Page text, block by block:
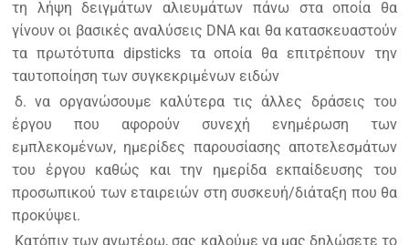
τη λήψη δειγμάτων αλιευμάτων πάνω στα οποία θα
γίνουν οι βασικές αναλύσεις DNA και θα κατασκευαστούν
τα πρωτότυπα dipsticks τα οποία θα επιτρέπουν την
ταυτοποίηση των συγκεκριμένων ειδών
δ. να οργανώσουμε καλύτερα τις άλλες δράσεις του
έργου που αφορούν συνεχή ενημέρωση των
εμπλεκομένων, ημερίδες παρουσίασης αποτελεσμάτων
του έργου καθώς και την ημερίδα εκπαίδευσης του
προσωπικού των εταιρειών στη συσκευή/διάταξη που θα
προκύψει.
Κατόπιν των ανωτέρω, σας καλούμε να μας δηλώσετε το